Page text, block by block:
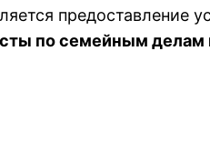
предоставление
по семейным